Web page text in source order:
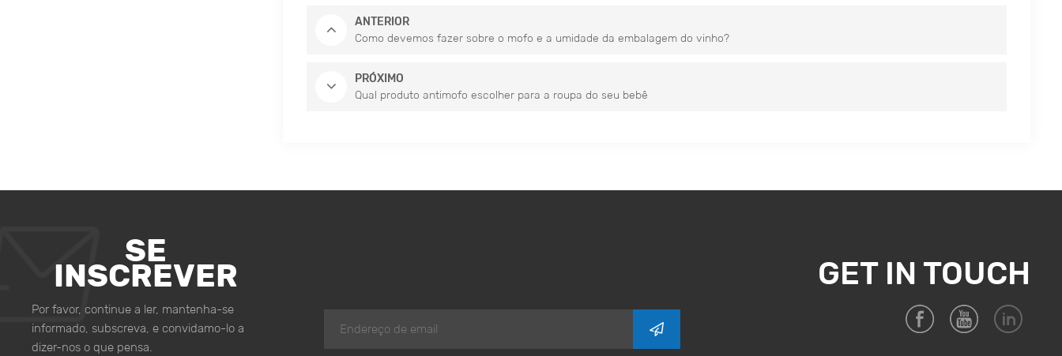
ANTERIOR
Como devemos fazer sobre o mofo e a umidade da embalagem do vinho?
PRÓXIMO
Qual produto antimofo escolher para a roupa do seu bebê
SE
INSCREVER
Por favor, continue a ler, mantenha-se
informado, subscreva, e convidamo-lo a
dizer-nos o que pensa.
GET IN TOUCH